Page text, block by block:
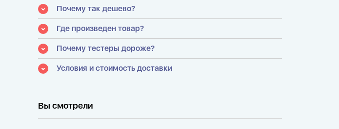
Почему так дешево?
Где произведен товар?
Почему тестеры дороже?
Условия и стоимость доставки
Вы смотрели